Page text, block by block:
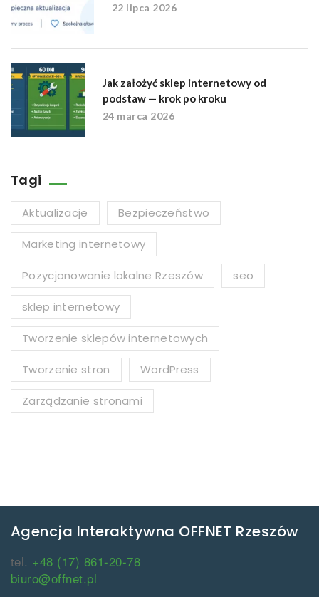
22 lipca 2026
Jak założyć sklep internetowy od
podstaw — krok po kroku
24 marca 2026
Tagi
Aktualizacje Bezpieczeństwo
Marketing internetowy
Pozycjonowanie lokalne Rzeszów seo
sklep internetowy
Tworzenie sklepów internetowych
Tworzenie stron WordPress
Zarządzanie stronami
Agencja Interaktywna OFFNET Rzeszów
tel. +48 (17) 861-20-78
biuro@offnet.pl